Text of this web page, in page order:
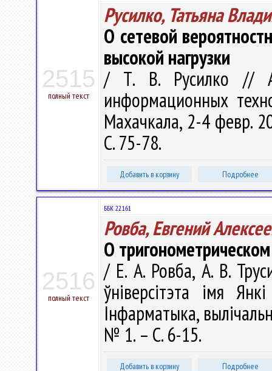
2515
полный текст
Русилко, Татьяна
О сетевой
высокой нагрузки
/ Т. В. Русилко //
информационных
Махачкала, 2-4 февр.
С. 75-78.
Добавить в корзину Подробнее
2516
полный текст
ББК 22.161
Ровба, Евгений
О
/ Е. А. Ровба, А. В.
ўніверсітэта імя
Інфарматыка,
№ 1. – С. 6-15.
Добавить в корзину Подробнее